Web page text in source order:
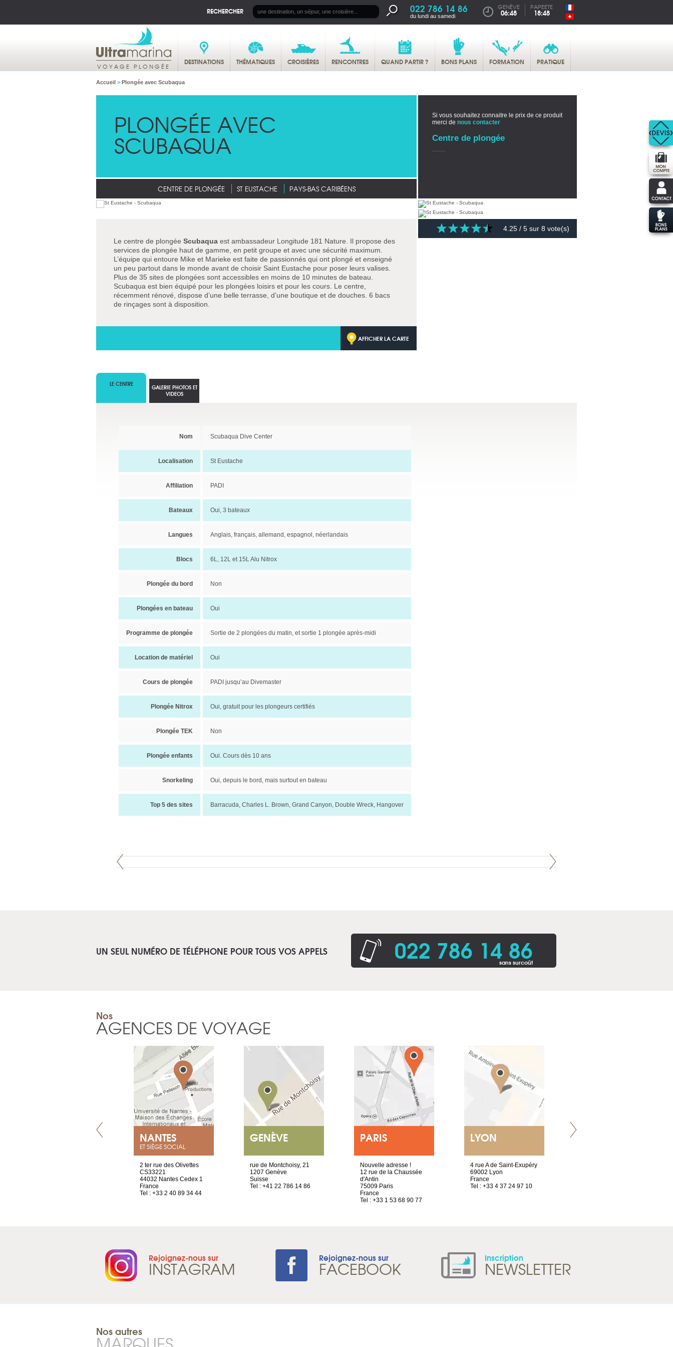
RECHERCHER 022 786 14 86
du lundi au samedi
GENÈVE
06:48
PAPEETE
18:48
VOYAGE PLONGÉE DESTINATIONS THÉMATIQUES CROISIÈRES RENCONTRES QUAND PARTIR ? BONS PLANS FORMATION PRATIQUE
Accueil > Plongée avec Scubaqua
PLONGÉE AVEC
SCUBAQUA
CENTRE DE PLONGÉE ST EUSTACHE PAYS-BAS CARIBÉENS
Si vous souhaitez connaitre le prix de ce produit
merci de nous contacter
Centre de plongée
Le centre de plongée Scubaqua est ambassadeur Longitude 181 Nature. Il propose des
services de plongée haut de gamme, en petit groupe et avec une sécurité maximum.
L’équipe qui entoure Mike et Marieke est faite de passionnés qui ont plongé et enseigné
un peu partout dans le monde avant de choisir Saint Eustache pour poser leurs valises.
Plus de 35 sites de plongées sont accessibles en moins de 10 minutes de bateau.
Scubaqua est bien équipé pour les plongées loisirs et pour les cours. Le centre,
récemment rénové, dispose d’une belle terrasse, d’une boutique et de douches. 6 bacs
de rinçages sont à disposition.
AFFICHER LA CARTE
4.25 / 5 sur 8 vote(s)
LE CENTRE
Nom Scubaqua Dive Center
Localisation St Eustache
Affiliation PADI
Bateaux Oui, 3 bateaux
Langues Anglais, français, allemand, espagnol, néerlandais
Blocs 6L, 12L et 15L Alu Nitrox
Plongée du bord Non
Plongées en bateau Oui
Programme de plongée Sortie de 2 plongées du matin, et sortie 1 plongée après-midi
Location de matériel Oui
Cours de plongée PADI jusqu’au Divemaster
Plongée Nitrox Oui, gratuit pour les plongeurs certifiés
Plongée TEK Non
Plongée enfants Oui. Cours dès 10 ans
Snorkeling Oui, depuis le bord, mais surtout en bateau
Top 5 des sites Barracuda, Charles L. Brown, Grand Canyon, Double Wreck, Hangover
GALERIE PHOTOS ET
VIDEOS
UN SEUL NUMÉRO DE TÉLÉPHONE POUR TOUS VOS APPELS 022 786 14 86
sans surcoût
Nos
AGENCES DE VOYAGE
NANTES
ET SIÈGE SOCIAL
2 ter rue des Olivettes
CS33221
44032 Nantes Cedex 1
France
Tel : +33 2 40 89 34 44
GENÈVE
rue de Montchoisy, 21
1207 Genève
Suisse
Tel : +41 22 786 14 86
PARIS
Nouvelle adresse !
12 rue de la Chaussée
d'Antin
75009 Paris
France
Tel : +33 1 53 68 90 77
LYON
4 rue A de Saint-Exupéry
69002 Lyon
France
Tel : +33 4 37 24 97 10
Rejoignez-nous sur
INSTAGRAM Rejoignez-nous sur
FACEBOOK Inscription
NEWSLETTER
Nos autres